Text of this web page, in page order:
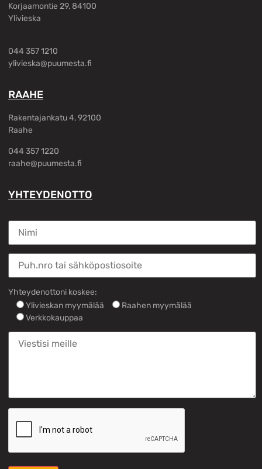
Korjaamontie 29, 84100
Ylivieska
044 357 1210
ylivieska@puumesta.fi
RAAHE
Rakentajankatu 4, 92100
Raahe
044 357 1220
raahe@puumesta.fi
YHTEYDENOTTO
Yhteydenottoni koskee:
Ylivieskan myymälää
Raahen myymälää
Verkkokauppaa